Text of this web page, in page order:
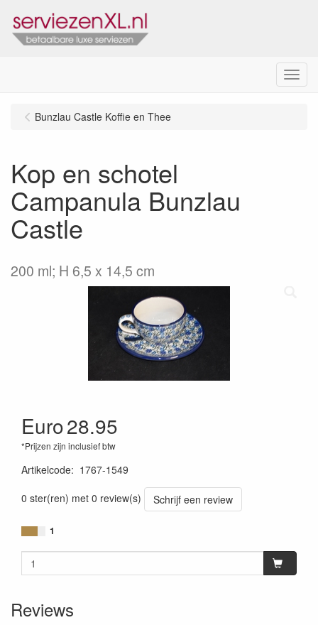
Menu
Bunzlau Castle Koffie en Thee
Kop en schotel
Campanula Bunzlau
Castle
200 ml; H 6,5 x 14,5 cm
Euro28.95
*Prijzen zijn inclusief btw
Artikelcode: 1767-1549
0 ster(ren) met 0 review(s)
Schrijf een review
1
Reviews